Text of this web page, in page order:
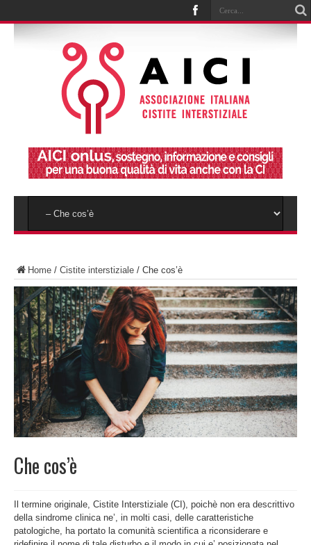
Home / Cistite interstiziale / Che cos’è
Che cos’è
Il termine originale, Cistite Interstiziale (CI), poichè non era descrittivo
della sindrome clinica ne’, in molti casi, delle caratteristiche
patologiche, ha portato la comunità scientifica a riconsiderare e